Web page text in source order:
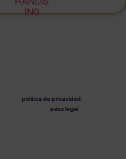
política de privacidad
aviso legal